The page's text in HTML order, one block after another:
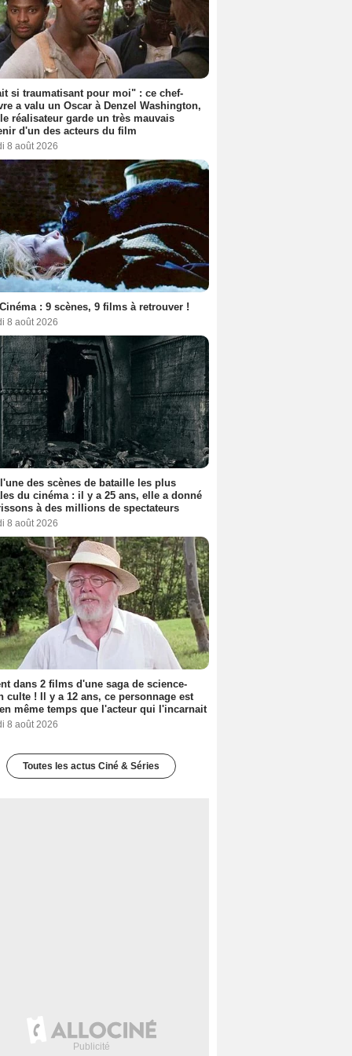
si traumatisant pour moi" : ce chef-
a valu un Oscar à Denzel Washington,
réalisateur garde un très mauvais
d'un des acteurs du film
8 août 2026
: 9 scènes, 9 films à retrouver !
8 août 2026
des scènes de bataille les plus
du cinéma : il y a 25 ans, elle a donné
à des millions de spectateurs
8 août 2026
dans 2 films d'une saga de science-
culte ! Il y a 12 ans, ce personnage est
même temps que l'acteur qui l'incarnait
8 août 2026
Toutes les actus Ciné & Séries